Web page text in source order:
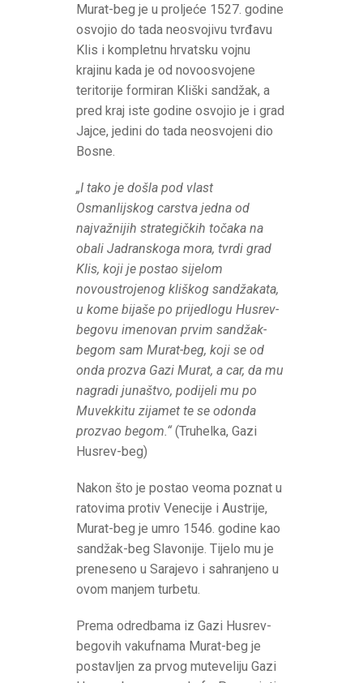
Murat-beg je u proljeće 1527. godine
osvojio do tada neosvojivu tvrđavu
Klis i kompletnu hrvatsku vojnu
krajinu kada je od novoosvojene
teritorije formiran Kliški sandžak, a
pred kraj iste godine osvojio je i grad
Jajce, jedini do tada neosvojeni dio
Bosne.
„I tako je došla pod vlast
Osmanlijskog carstva jedna od
najvažnijih strategičkih točaka na
obali Jadranskoga mora, tvrdi grad
Klis, koji je postao sijelom
novoustrojenog kliškog sandžakata,
u kome bijaše po prijedlogu Husrev-
begovu imenovan prvim sandžak-
begom sam Murat-beg, koji se od
onda prozva Gazi Murat, a car, da mu
nagradi junaštvo, podijeli mu po
Muvekkitu zijamet te se odonda
prozvao begom.“ (Truhelka, Gazi
Husrev-beg)
Nakon što je postao veoma poznat u
ratovima protiv Venecije i Austrije,
Murat-beg je umro 1546. godine kao
sandžak-beg Slavonije. Tijelo mu je
preneseno u Sarajevo i sahranjeno u
ovom manjem turbetu.
Prema odredbama iz Gazi Husrev-
begovih vakufnama Murat-beg je
postavljen za prvog muteveliju Gazi